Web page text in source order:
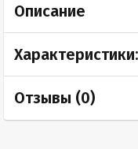
Описание
Характеристики:
Отзывы (0)